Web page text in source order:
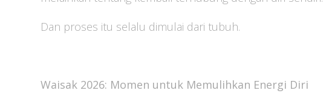
Dan proses itu selalu dimulai dari tubuh.
Waisak 2026: Momen untuk Memulihkan Energi Diri